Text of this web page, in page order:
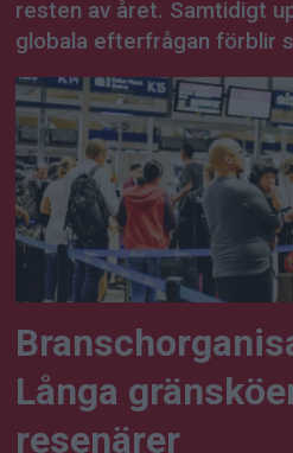
resten av året. Samtidigt
globala efterfrågan förblir
Långa
resenärer